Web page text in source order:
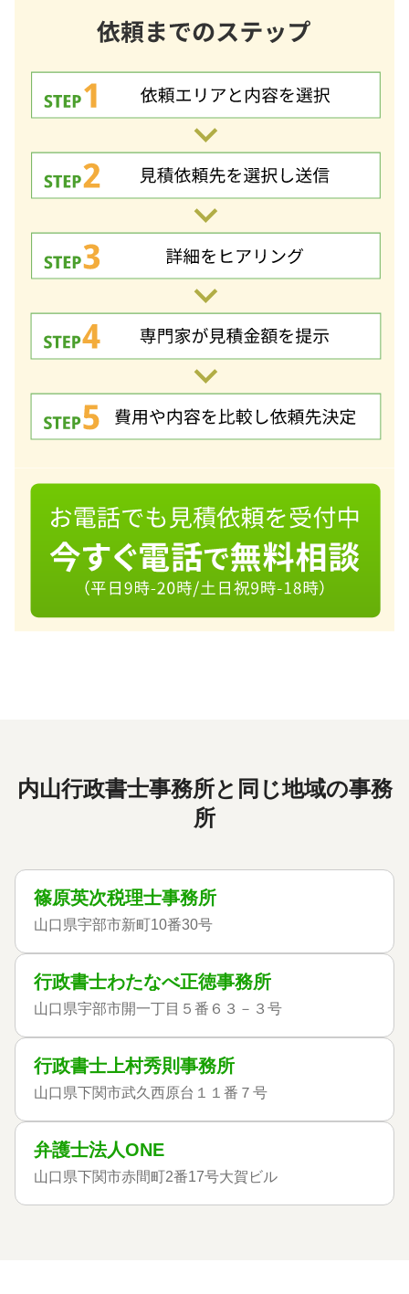
内山行政書士事務所と同じ地域の事務
所
篠原英次税理士事務所
山口県宇部市新町10番30号
行政書士わたなべ正徳事務所
山口県宇部市開一丁目５番６３－３号
行政書士上村秀則事務所
山口県下関市武久西原台１１番７号
弁護士法人ONE
山口県下関市赤間町2番17号大賀ビル